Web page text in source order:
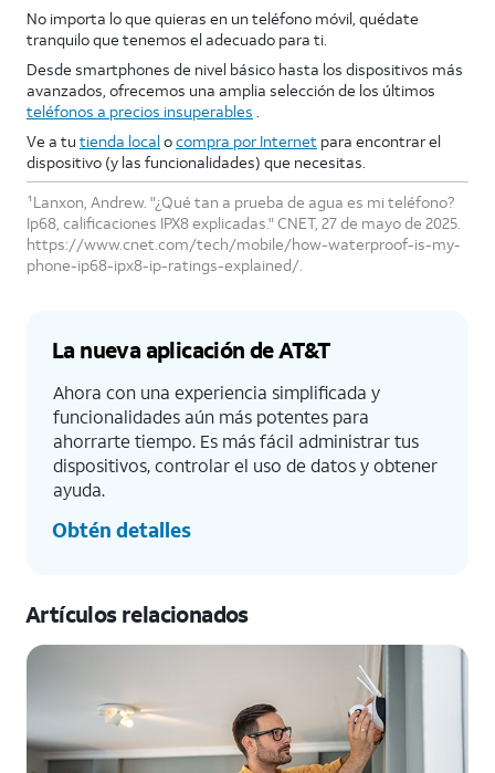
No importa lo que quieras en un teléfono móvil, quédate
tranquilo que tenemos el adecuado para ti.
Desde smartphones de nivel básico hasta los dispositivos más
avanzados, ofrecemos una amplia selección de los últimos
teléfonos a precios insuperables
Ve a tu tienda localocompra por Internet para encontrar el
dispositivo (y las funcionalidades) que necesitas.
¹Lanxon, Andrew. "¿Qué tan a prueba de agua es mi teléfono?
Ip68, calificaciones IPX8 explicadas." CNET, 27 de mayo de 2025.
https://www.cnet.com/tech/mobile/how-waterproof-is-my-
phone-ip68-ipx8-ip-ratings-explained/.
La nueva aplicación de AT&T
Ahora con una experiencia simplificada y
funcionalidades aún más potentes para
ahorrarte tiempo. Es más fácil administrar tus
dispositivos, controlar el uso de datos y obtener
ayuda.
Obtén detalles
Artículos relacionados